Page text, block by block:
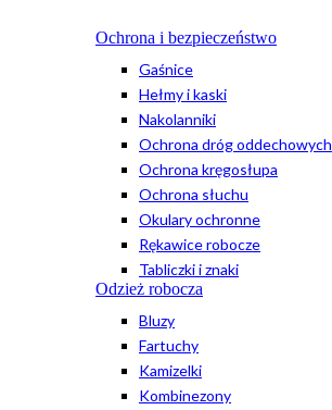
Ochrona i bezpieczeństwo
Gaśnice
Hełmy i kaski
Nakolanniki
Ochrona dróg oddechowych
Ochrona kręgosłupa
Ochrona słuchu
Okulary ochronne
Rękawice robocze
Tabliczki i znaki
Odzież robocza
Bluzy
Fartuchy
Kamizelki
Kombinezony